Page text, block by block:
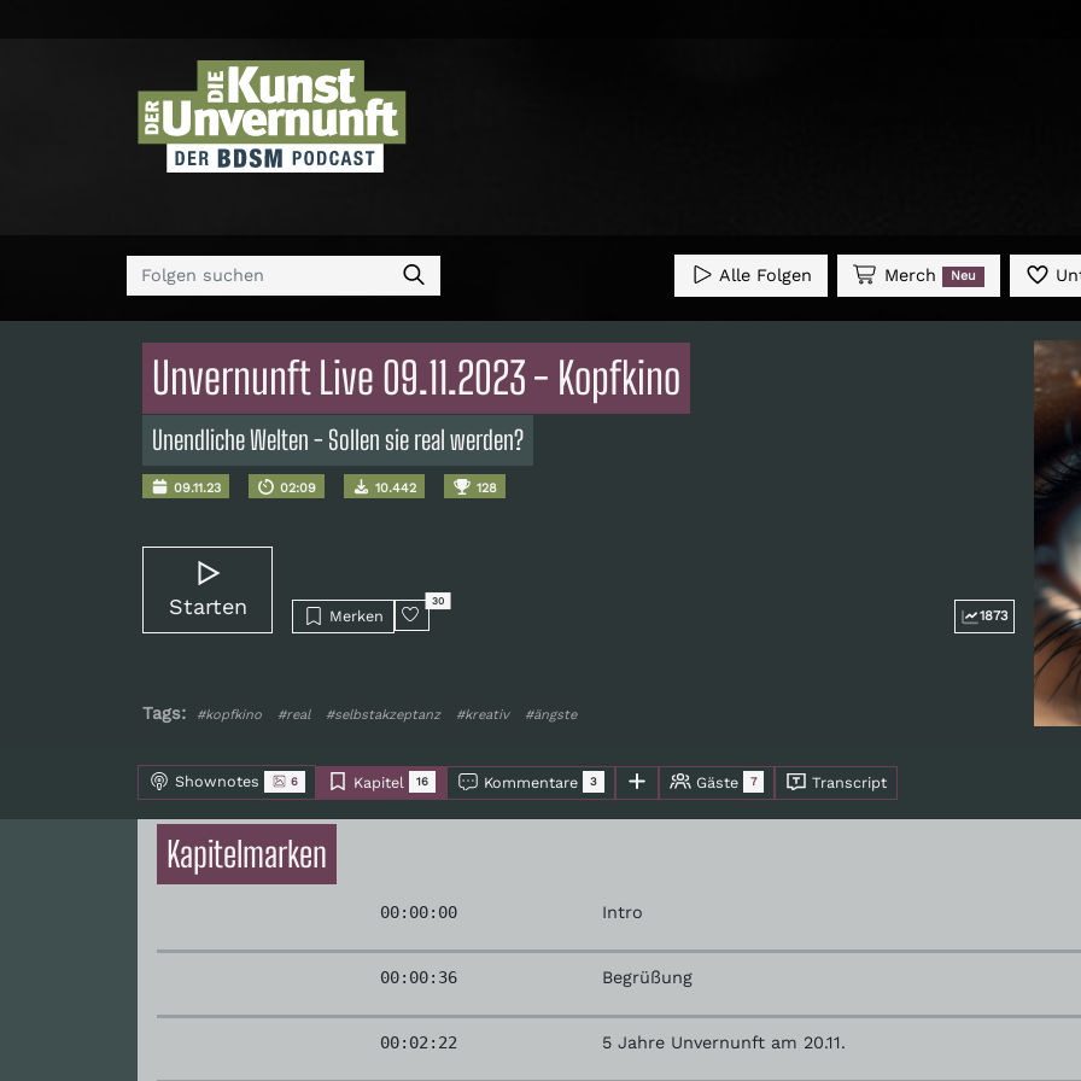
Alle Folgen Merch Neu
Unvernunft Live 09.11.2023 - Kopfkino
Unendliche Welten - Sollen sie real werden?
09.11.23 02:09 10.442 128
Starten Merken
30
1873
Tags: #kopfkino #real #selbstakzeptanz #kreativ #ängste
Shownotes 6 Kapitel 16 Kommentare 3 Gäste 7 Transcript
Kapitelmarken
00:00:00 Intro
00:00:36 Begrüßung
00:02:22 5 Jahre Unvernunft am 20.11.